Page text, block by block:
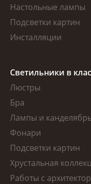
Настольные лампы
Подсветки картин
Инсталляции
Светильники в
Люстры
Бра
Лампы и
Фонари
Подсветки картин
Хрустальная
Работы с